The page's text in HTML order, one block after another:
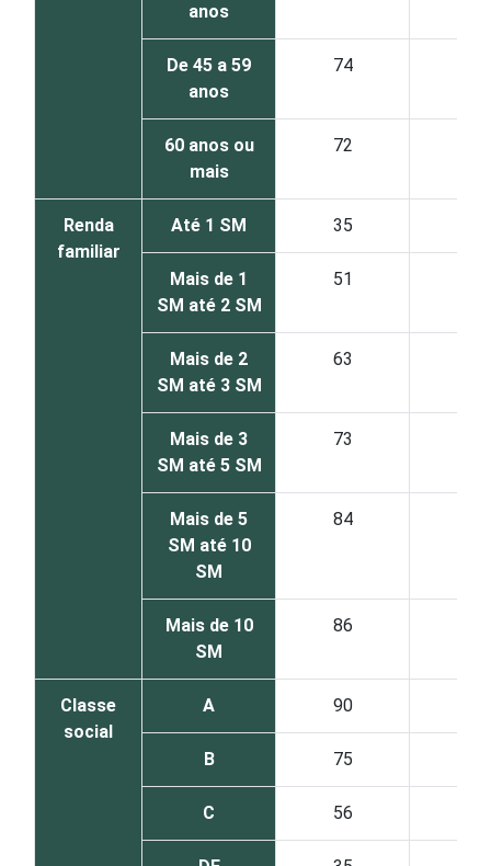
anos
De 45 a 59
anos
74
60 anos ou
mais
72
Renda
familiar
Até 1 SM 35
Mais de 1
SM até 2 SM
51
Mais de 2
SM até 3 SM
63
Mais de 3
SM até 5 SM
73
Mais de 5
SM até 10
SM
84
Mais de 10
SM
86
Classe
social
A 90
B 75
C 56